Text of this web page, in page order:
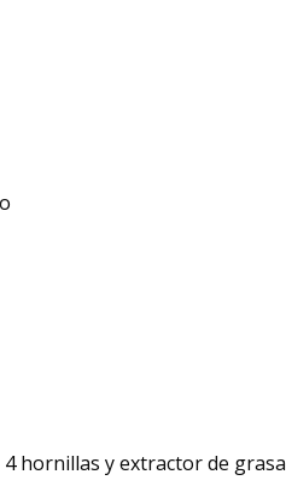
hornillas y extractor de grasa